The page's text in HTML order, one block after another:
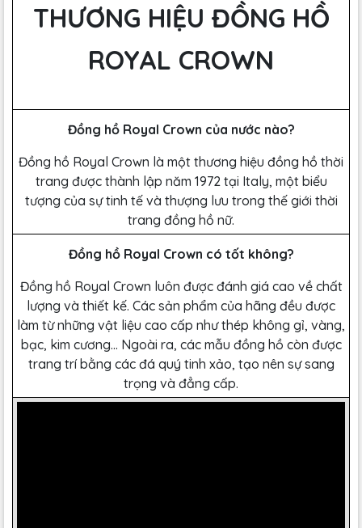
THƯƠNG HIỆU ĐỒNG HỒ
ROYAL CROWN
Đồng hồ Royal Crown của nước nào?
Đồng hồ Royal Crown là một thương hiệu đồng hồ thời
trang được thành lập năm 1972 tại Italy, một biểu
tượng của sự tinh tế và thượng lưu trong thế giới thời
trang đồng hồ nữ.
Đồng hồ Royal Crown có tốt không?
Đồng hồ Royal Crown luôn được đánh giá cao về chất
lượng và thiết kế. Các sản phẩm của hãng đều được
làm từ những vật liệu cao cấp như thép không gỉ, vàng,
bạc, kim cương… Ngoài ra, các mẫu đồng hồ còn được
trang trí bằng các đá quý tinh xảo, tạo nên sự sang
trọng và đẳng cấp.